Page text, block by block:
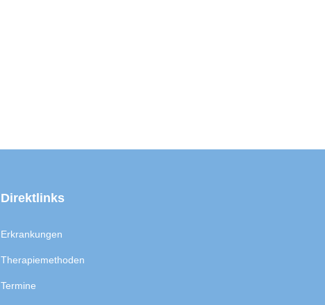
Direktlinks
Erkrankungen
Therapiemethoden
Termine